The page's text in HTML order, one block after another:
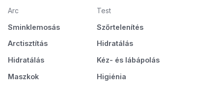
Arc
Sminklemosás
Arctisztítás
Hidratálás
Maszkok
Test
Szőrtelenítés
Hidratálás
Kéz- és lábápolás
Higiénia